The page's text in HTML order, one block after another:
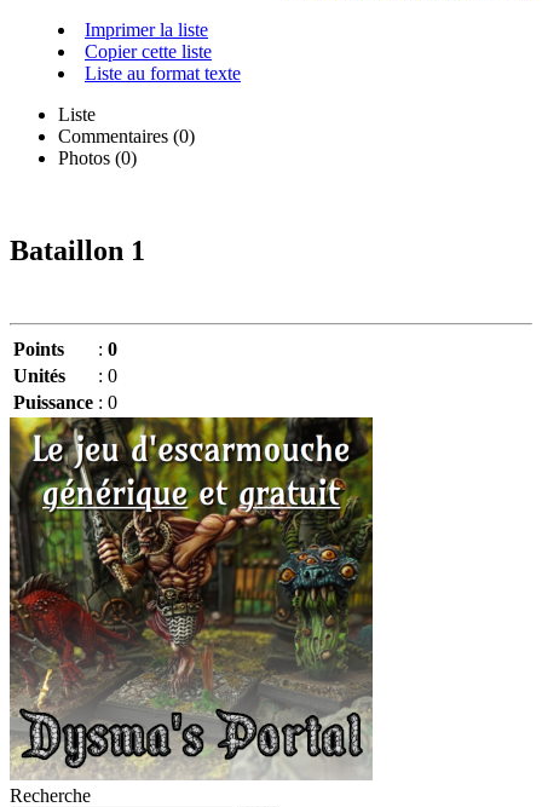
Imprimer la liste
Copier cette liste
Liste au format texte
Liste
Commentaires (0)
Photos (0)
Bataillon 1
Points : 0
Unités
: 0
Puissance : 0
Recherche